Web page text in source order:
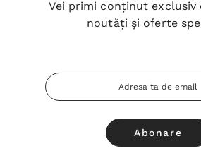
Vei primi conținut exclusiv
noutăți şi oferte
Adresa
Email